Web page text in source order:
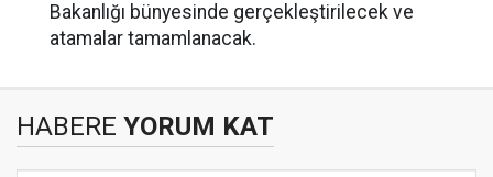
Bakanlığı bünyesinde gerçekleştirilecek ve
atamalar tamamlanacak.
HABERE YORUM KAT